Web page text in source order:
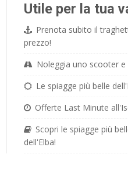
Utile per la tua
Prenota subito il
prezzo!
Noleggia uno scooter e
Le spiagge più belle
Offerte Last Minute
Scopri le spiagge più
dell'Elba!